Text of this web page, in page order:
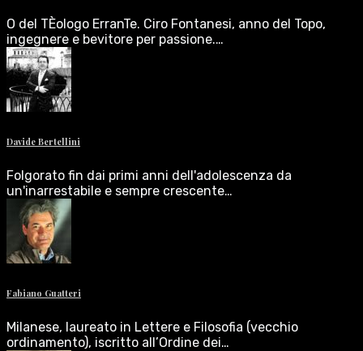
O del TÈologo ErranTe. Ciro Fontanesi, anno del Topo,
ingegnere e bevitore per passione.…
Davide Bertellini
Folgorato fin dai primi anni dell'adolescenza da
un'inarrestabile e sempre crescente…
Fabiano Guatteri
Milanese, laureato in Lettere e Filosofia (vecchio
ordinamento), iscritto all’Ordine dei…